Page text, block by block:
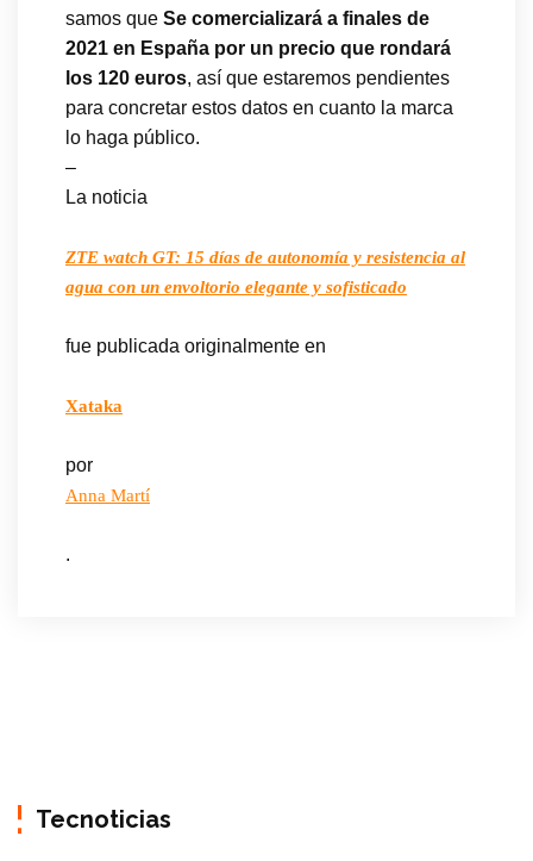
samos que Se comercializará a finales de
2021 en España por un precio que rondará
los 120 euros, así que estaremos pendientes
para concretar estos datos en cuanto la marca
lo haga público.
–
La noticia
ZTE watch GT: 15 días de autonomía y resistencia al
agua con un envoltorio elegante y sofisticado
fue publicada originalmente en
Xataka
por
Anna Martí
.
Tecnoticias